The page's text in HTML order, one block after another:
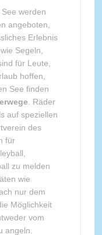
werden
angeboten,
Erlebnis
Segeln,
für Leute,
hoffen,
See finden
. Räder
auf speziellen
des
für
zu melden
wie
nur dem
Möglichkeit
vom
angeln.